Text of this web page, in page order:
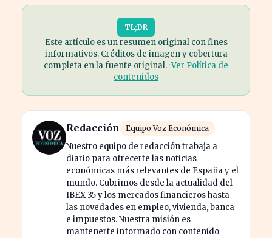
TL;DR
Este artículo es un resumen original con fines
informativos. Créditos de imagen y cobertura
completa en la fuente original. ·Ver Política de
contenidos
Redacción Equipo Voz Económica
Nuestro equipo de redacción trabaja a
diario para ofrecerte las noticias
económicas más relevantes de España y el
mundo. Cubrimos desde la actualidad del
IBEX 35 y los mercados financieros hasta
las novedades en empleo, vivienda, banca
e impuestos. Nuestra misión es
mantenerte informado con contenido